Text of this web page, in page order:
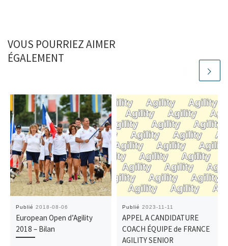
VOUS POURRIEZ AIMER
ÉGALEMENT
Publié 2018-08-06
European Open d’Agility
2018 – Bilan
Publié 2023-11-11
APPEL A CANDIDATURE
COACH ÉQUIPE de FRANCE
AGILITY SENIOR